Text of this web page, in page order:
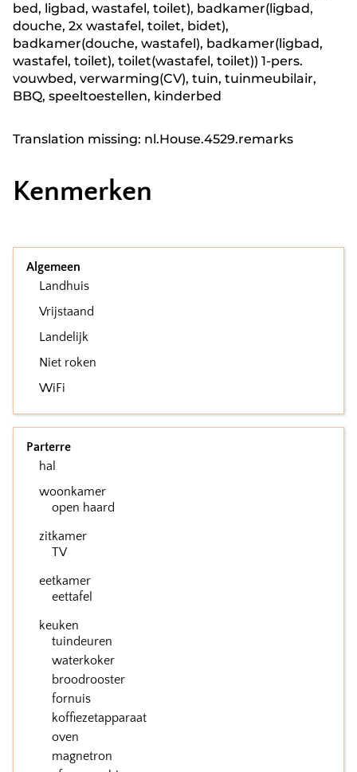
bed, ligbad, wastafel, toilet), badkamer(ligbad,
douche, 2x wastafel, toilet, bidet),
badkamer(douche, wastafel), badkamer(ligbad,
wastafel, toilet), toilet(wastafel, toilet)) 1-pers.
vouwbed, verwarming(CV), tuin, tuinmeubilair,
BBQ, speeltoestellen, kinderbed
Translation missing: nl.House.4529.remarks
Kenmerken
Algemeen
Landhuis
Vrijstaand
Landelijk
Niet roken
WiFi
Parterre
hal
woonkamer
open haard
zitkamer
TV
eetkamer
eettafel
keuken
tuindeuren
waterkoker
broodrooster
fornuis
koffiezetapparaat
oven
magnetron